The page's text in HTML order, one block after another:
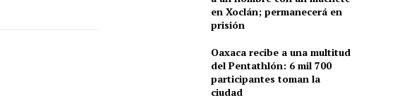
en Xoclán; permanecerá en
prisión
Oaxaca recibe a una multitud
del Pentathlón: 6 mil 700
participantes toman la
ciudad